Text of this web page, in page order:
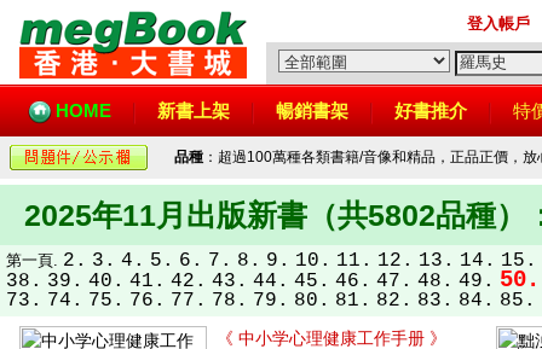
登入帳戶
HOME 新書上架 暢銷書架 好書推介 特
品種 ：超過100萬種各類書籍/音像和精品，正品正價，
2025年11月出版新書（共5802品種）
第一頁. 2. 3. 4. 5. 6. 7. 8. 9. 10. 11. 12. 13. 14. 15.
38. 39. 40. 41. 42. 43. 44. 45. 46. 47. 48. 49. 50.
73. 74. 75. 76. 77. 78. 79. 80. 81. 82. 83. 84. 85.
《 中小学心理健康工作手册 》